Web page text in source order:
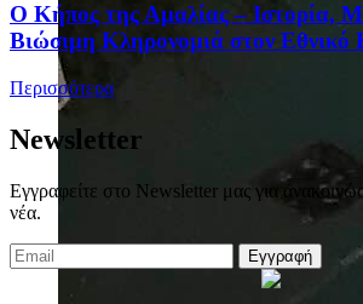
Ο Κήπος της Αμαλίας – Ιστορία,
Βιώσιμη Κληρονομιά στον Εθνικό
Περισσότερα
Newsletter
Εγγραφείτε στο Newsletter μας για
νέα.
Εγγραφή